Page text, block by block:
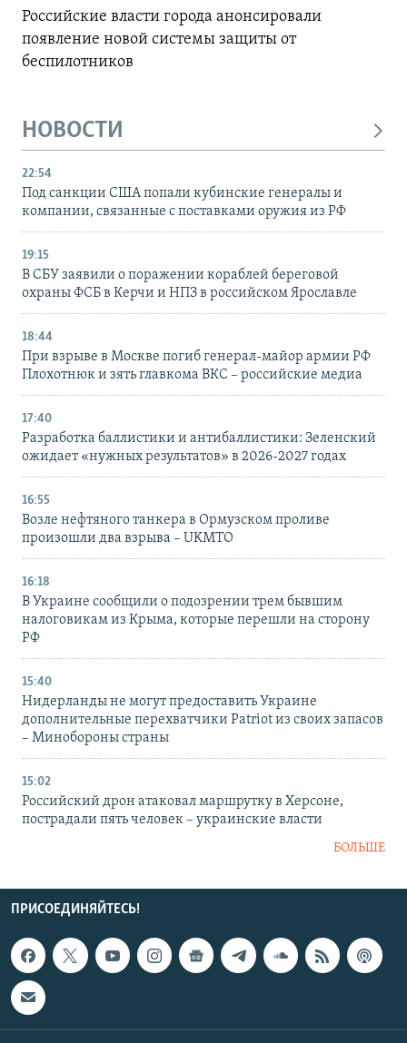
Российские власти города анонсировали
появление новой системы защиты от
беспилотников
НОВОСТИ
22:54
Под санкции США попали кубинские генералы и
компании, связанные с поставками оружия из РФ
19:15
В СБУ заявили о поражении кораблей береговой
охраны ФСБ в Керчи и НПЗ в российском Ярославле
18:44
При взрыве в Москве погиб генерал-майор армии РФ
Плохотнюк и зять главкома ВКС – российские медиа
17:40
Разработка баллистики и антибаллистики: Зеленский
ожидает «нужных результатов» в 2026-2027 годах
16:55
Возле нефтяного танкера в Ормузском проливе
произошли два взрыва – UKMTO
16:18
В Украине сообщили о подозрении трем бывшим
налоговикам из Крыма, которые перешли на сторону
РФ
15:40
Нидерланды не могут предоставить Украине
дополнительные перехватчики Patriot из своих запасов
– Минобороны страны
15:02
Российский дрон атаковал маршрутку в Херсоне,
пострадали пять человек – украинские власти
БОЛЬШЕ
ПРИСОЕДИНЯЙТЕСЬ!